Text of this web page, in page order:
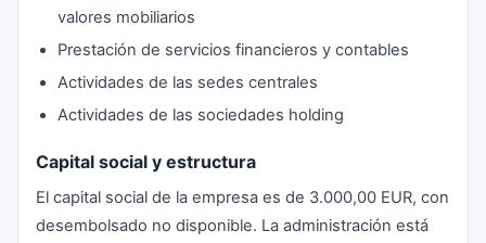
valores mobiliarios
Prestación de servicios financieros y contables
Actividades de las sedes centrales
Actividades de las sociedades holding
Capital social y estructura
El capital social de la empresa es de 3.000,00 EUR, con
desembolsado no disponible. La administración está